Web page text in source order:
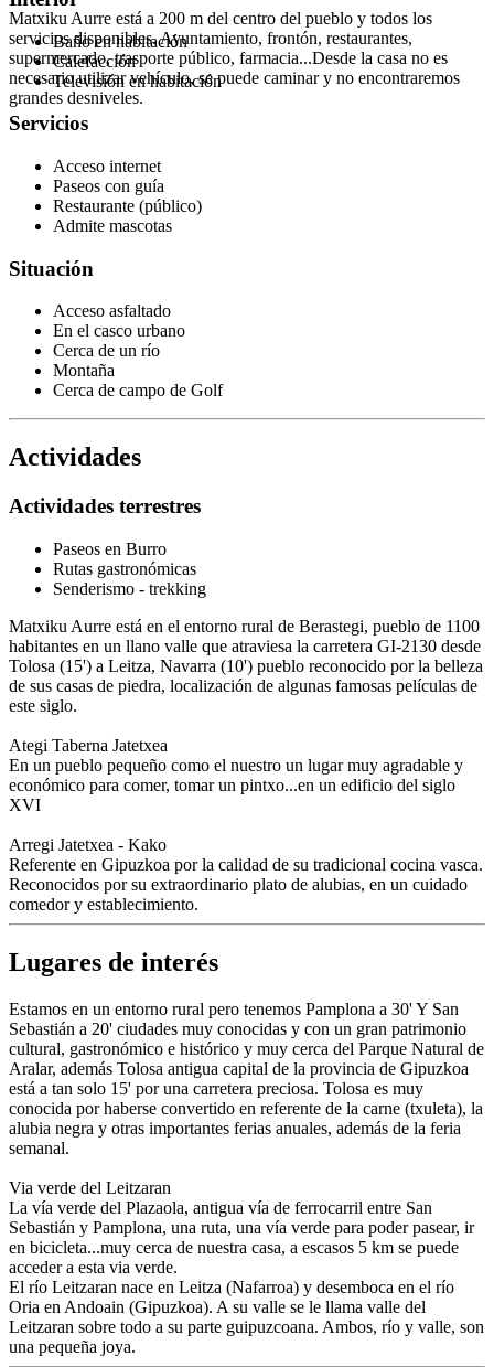
Matxiku Aurre está a 200 m del centro del pueblo y todos los
servicios disponibles. Ayuntamiento, frontón, restaurantes,
supermercado, trasporte público, farmacia...Desde la casa no es
necesario utilizar vehículo, se puede caminar y no encontraremos
grandes desniveles.
Baño en habitación
Calefacción
Televisión en habitación
Servicios
Acceso internet
Paseos con guía
Restaurante (público)
Admite mascotas
Situación
Acceso asfaltado
En el casco urbano
Cerca de un río
Montaña
Cerca de campo de Golf
Actividades
Actividades terrestres
Paseos en Burro
Rutas gastronómicas
Senderismo - trekking
Matxiku Aurre está en el entorno rural de Berastegi, pueblo de 1100
habitantes en un llano valle que atraviesa la carretera GI-2130 desde
Tolosa (15') a Leitza, Navarra (10') pueblo reconocido por la belleza
de sus casas de piedra, localización de algunas famosas películas de
este siglo.
Ategi Taberna Jatetxea
En un pueblo pequeño como el nuestro un lugar muy agradable y
económico para comer, tomar un pintxo...en un edificio del siglo
XVI
Arregi Jatetxea - Kako
Referente en Gipuzkoa por la calidad de su tradicional cocina vasca.
Reconocidos por su extraordinario plato de alubias, en un cuidado
comedor y establecimiento.
Lugares de interés
Estamos en un entorno rural pero tenemos Pamplona a 30' Y San
Sebastián a 20' ciudades muy conocidas y con un gran patrimonio
cultural, gastronómico e histórico y muy cerca del Parque Natural de
Aralar, además Tolosa antigua capital de la provincia de Gipuzkoa
está a tan solo 15' por una carretera preciosa. Tolosa es muy
conocida por haberse convertido en referente de la carne (txuleta), la
alubia negra y otras importantes ferias anuales, además de la feria
semanal.
Via verde del Leitzaran
La vía verde del Plazaola, antigua vía de ferrocarril entre San
Sebastián y Pamplona, una ruta, una vía verde para poder pasear, ir
en bicicleta...muy cerca de nuestra casa, a escasos 5 km se puede
acceder a esta via verde.
El río Leitzaran nace en Leitza (Nafarroa) y desemboca en el río
Oria en Andoain (Gipuzkoa). A su valle se le llama valle del
Leitzaran sobre todo a su parte guipuzcoana. Ambos, río y valle, son
una pequeña joya.